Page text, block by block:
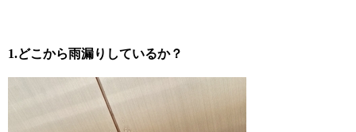
1.どこから雨漏りしているか？